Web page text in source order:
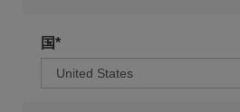
国*